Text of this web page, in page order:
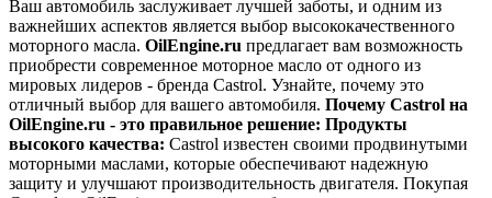
Ваш автомобиль заслуживает лучшей заботы, и одним из
важнейших аспектов является выбор высококачественного
моторного масла. OilEngine.ru предлагает вам возможность
приобрести современное моторное масло от одного из
мировых лидеров - бренда Castrol. Узнайте, почему это
отличный выбор для вашего автомобиля. Почему Castrol на
OilEngine.ru - это правильное решение: Продукты
высокого качества: Castrol известен своими продвинутыми
моторными маслами, которые обеспечивают надежную
защиту и улучшают производительность двигателя. Покупая